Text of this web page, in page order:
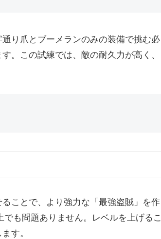
り爪とブーメランのみの装備で挑む必
。この試練では、敵の耐久力が高く、
ことで、より強力な「最強盗賊」を作
も問題ありません。レベルを上げるこ
す。